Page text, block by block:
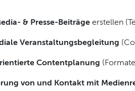
& Presse-Beiträge erstellen
Veranstaltungsbegleitung
Contentplanung
von und Kontakt mit